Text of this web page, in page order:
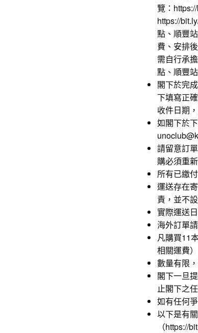
覽：
https://
點、順豐
費、安排
需自行承
點、順豐
閣下於完
下填寫正
收件日期
如閣下於
請留意訂
購必須重
所有已繳
運送存在
責，並不
實際運送
海外訂單
凡購買11
相關運費）
數量有限
閣下一旦
止閣下之
如有任何
以下是有
（https://